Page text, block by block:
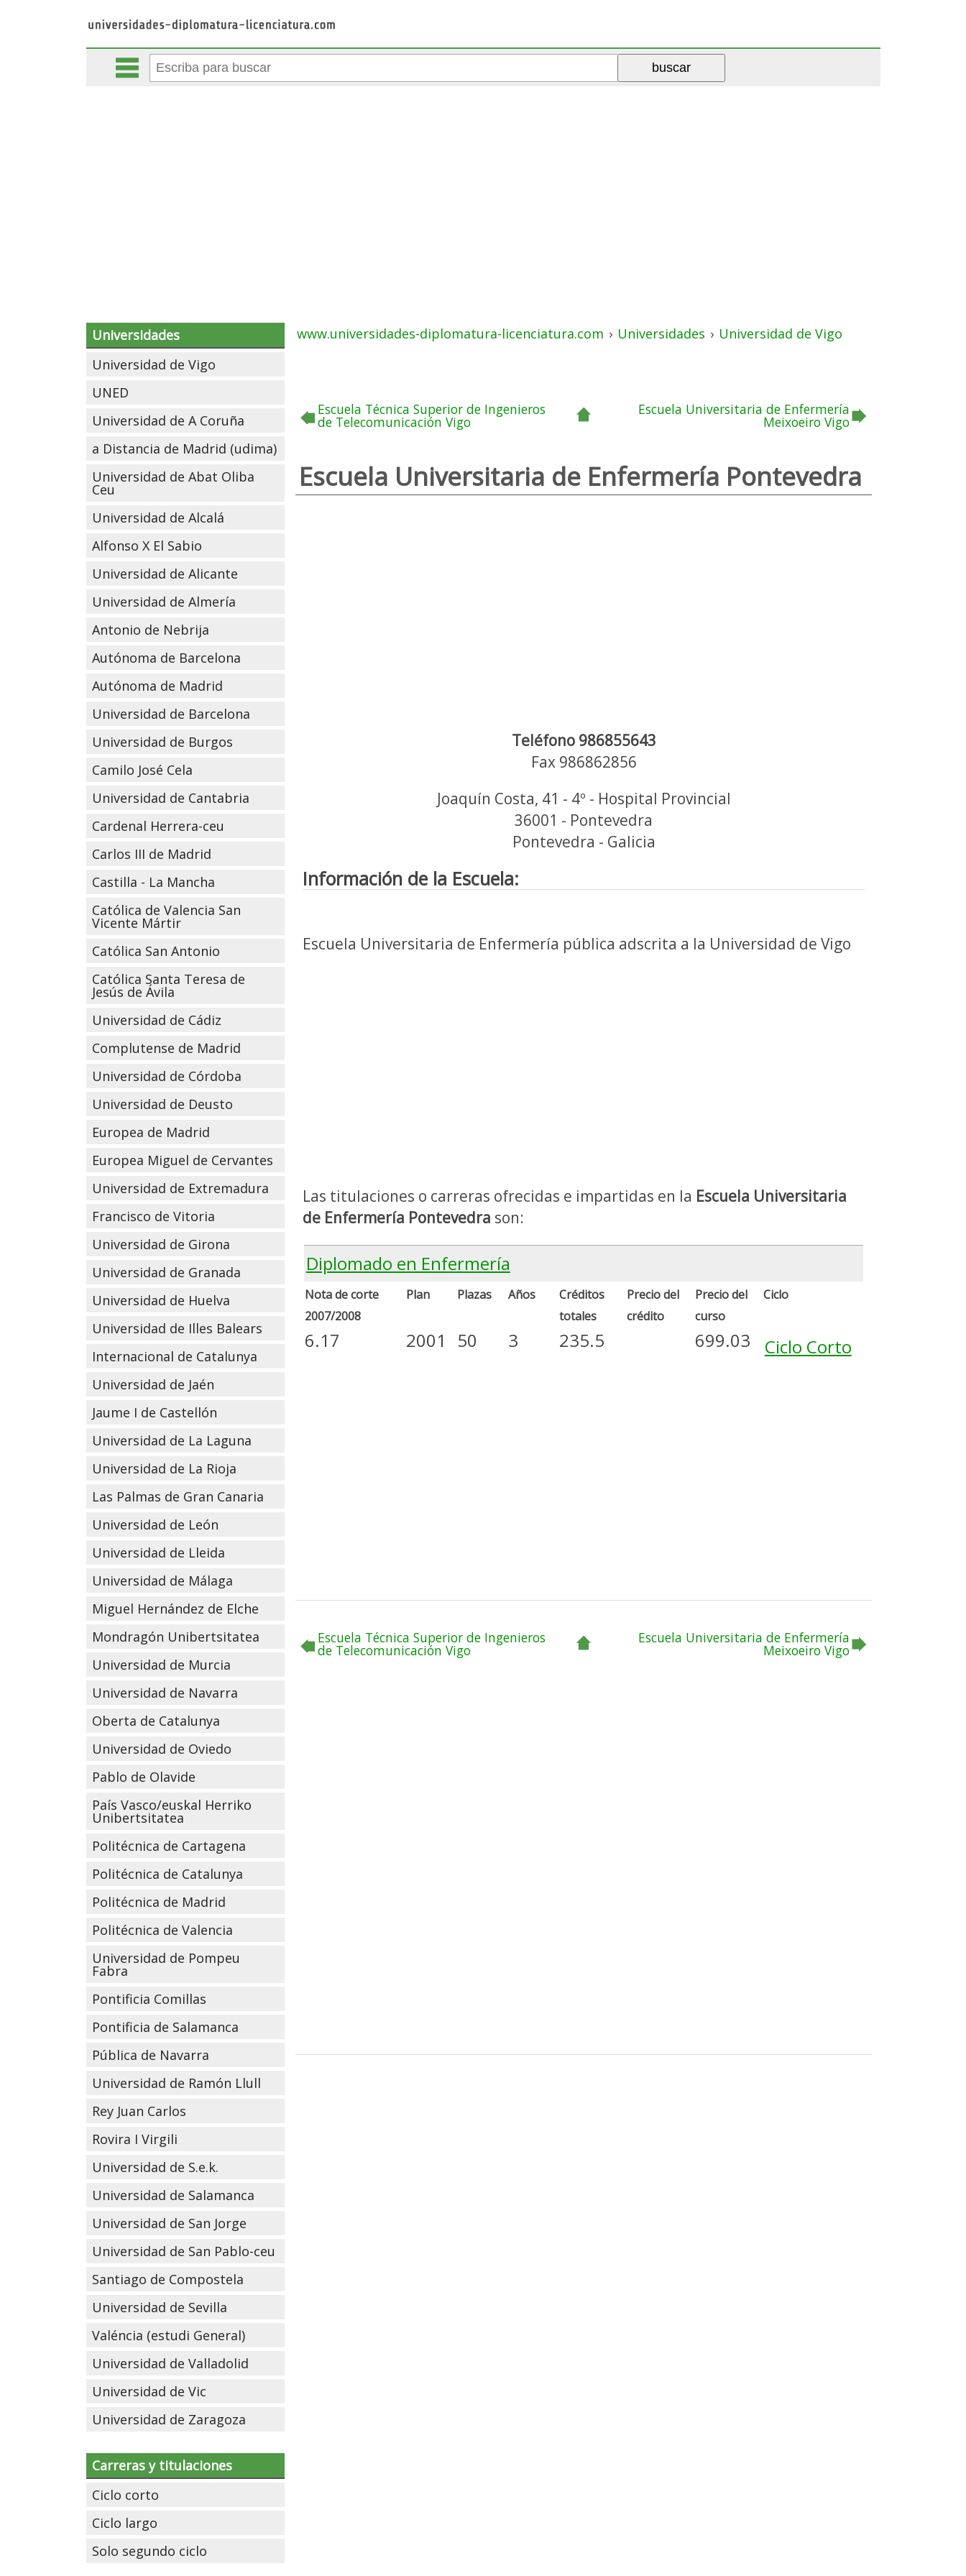
Universidades
Universidad de Vigo
UNED
Universidad de A Coruña
a Distancia de Madrid (udima)
Universidad de Abat Oliba
Ceu
Universidad de Alcalá
Alfonso X El Sabio
Universidad de Alicante
Universidad de Almería
Antonio de Nebrija
Autónoma de Barcelona
Autónoma de Madrid
Universidad de Barcelona
Universidad de Burgos
Camilo José Cela
Universidad de Cantabria
Cardenal Herrera-ceu
Carlos III de Madrid
Castilla - La Mancha
Católica de Valencia San
Vicente Mártir
Católica San Antonio
Católica Santa Teresa de
Jesús de Ávila
Universidad de Cádiz
Complutense de Madrid
Universidad de Córdoba
Universidad de Deusto
Europea de Madrid
Europea Miguel de Cervantes
Universidad de Extremadura
Francisco de Vitoria
Universidad de Girona
Universidad de Granada
Universidad de Huelva
Universidad de Illes Balears
Internacional de Catalunya
Universidad de Jaén
Jaume I de Castellón
Universidad de La Laguna
Universidad de La Rioja
Las Palmas de Gran Canaria
Universidad de León
Universidad de Lleida
Universidad de Málaga
Miguel Hernández de Elche
Mondragón Unibertsitatea
Universidad de Murcia
Universidad de Navarra
Oberta de Catalunya
Universidad de Oviedo
Pablo de Olavide
País Vasco/euskal Herriko
Unibertsitatea
Politécnica de Cartagena
Politécnica de Catalunya
Politécnica de Madrid
Politécnica de Valencia
Universidad de Pompeu
Fabra
Pontificia Comillas
Pontificia de Salamanca
Pública de Navarra
Universidad de Ramón Llull
Rey Juan Carlos
Rovira I Virgili
Universidad de S.e.k.
Universidad de Salamanca
Universidad de San Jorge
Universidad de San Pablo-ceu
Santiago de Compostela
Universidad de Sevilla
Valéncia (estudi General)
Universidad de Valladolid
Universidad de Vic
Universidad de Zaragoza
Carreras y titulaciones
Ciclo corto
Ciclo largo
Solo segundo ciclo
www.universidades-diplomatura-licenciatura.com › Universidades › Universidad de Vigo
Escuela Técnica Superior de Ingenieros
de Telecomunicación Vigo
Escuela Universitaria de Enfermería
Meixoeiro Vigo
Escuela Universitaria de Enfermería Pontevedra
Teléfono 986855643
Fax 986862856
Joaquín Costa, 41 - 4º - Hospital Provincial
36001 - Pontevedra
Pontevedra - Galicia
Información de la Escuela:
Escuela Universitaria de Enfermería pública adscrita a la Universidad de Vigo
Las titulaciones o carreras ofrecidas e impartidas en la Escuela Universitaria
de Enfermería Pontevedra son:
Diplomado en Enfermería
Nota de corte
2007/2008
Plan Plazas Años
Créditos
totales
Precio del
crédito
Precio del
curso
Ciclo
6.17 2001 50 3 235.5 699.03 Ciclo Corto
Escuela Técnica Superior de Ingenieros
de Telecomunicación Vigo
Escuela Universitaria de Enfermería
Meixoeiro Vigo